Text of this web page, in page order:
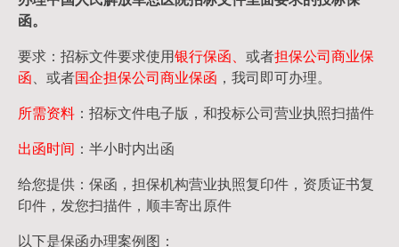
函。
要求：招标文件要求使用银行保函、 或者担保公司商业保
函 、或者国企担保公司商业保函 ，我司即可办理。
所需资料 ：招标文件电子版，和投标公司营业执照扫描件
出函时间 ：半小时内出函
给您提供：保函，担保机构营业执照复印件，资质证书复
印件，发您扫描件，顺丰寄出原件
以下是保函办理案例图：